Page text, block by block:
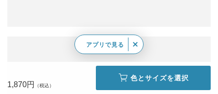
1,870円
色とサイズを選択
アプリで見る